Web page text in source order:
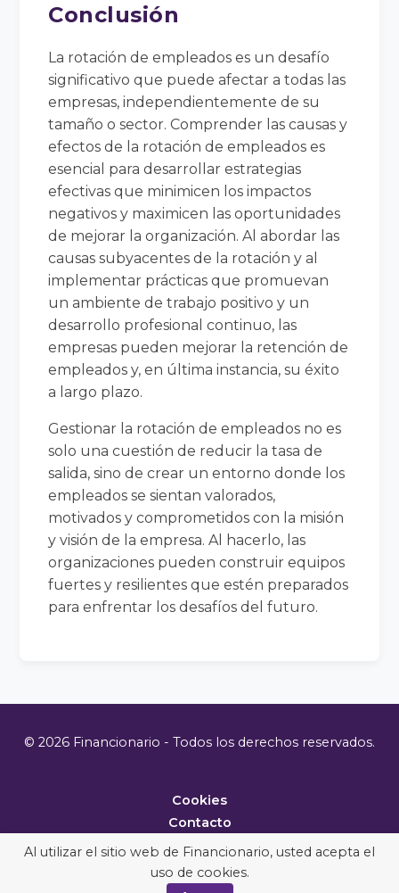
Conclusión
La rotación de empleados es un desafío
significativo que puede afectar a todas las
empresas, independientemente de su
tamaño o sector. Comprender las causas y
efectos de la rotación de empleados es
esencial para desarrollar estrategias
efectivas que minimicen los impactos
negativos y maximicen las oportunidades
de mejorar la organización. Al abordar las
causas subyacentes de la rotación y al
implementar prácticas que promuevan
un ambiente de trabajo positivo y un
desarrollo profesional continuo, las
empresas pueden mejorar la retención de
empleados y, en última instancia, su éxito
a largo plazo.
Gestionar la rotación de empleados no es
solo una cuestión de reducir la tasa de
salida, sino de crear un entorno donde los
empleados se sientan valorados,
motivados y comprometidos con la misión
y visión de la empresa. Al hacerlo, las
organizaciones pueden construir equipos
fuertes y resilientes que estén preparados
para enfrentar los desafíos del futuro.
© 2026 Financionario - Todos los derechos reservados.
Cookies
Contacto
Metodología
Al utilizar el sitio web de Financionario, usted acepta el
uso de cookies.